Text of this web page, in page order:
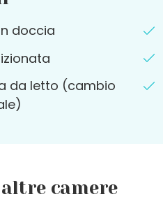
doccia
da letto (cambio
camere